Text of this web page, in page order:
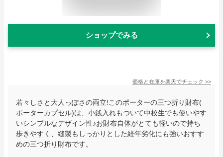
ショップでみる
価格と在庫を楽天でチェック >>
若々しさと大人っぽさの両立!このポーターの三つ折り財布(
ポーターカプセル)は、小銭入れもついて中校生でも使いやす
いシンプルなデザイン性♪お財布自体がとても軽いので持ち
歩きやすく、縫製もしっかりとした経年劣化にも強いおすす
めの三つ折り財布です。